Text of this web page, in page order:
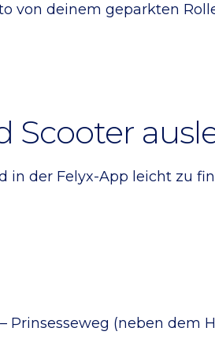
von deinem geparkten
Scooter
in der Felyx-App leicht zu
Prinsesseweg (neben dem